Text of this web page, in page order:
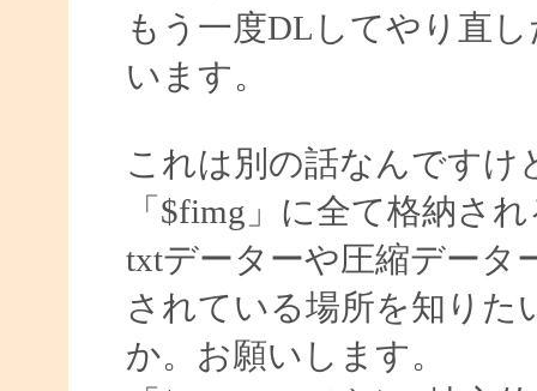
もう一度DLしてやり直
います。
これは別の話なんですけ
「$fimg」に全て格納さ
txtデーターや圧縮データ
されている場所を知り
か。お願いします。